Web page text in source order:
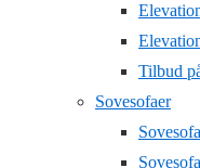
Tilbud
Sovesofaer